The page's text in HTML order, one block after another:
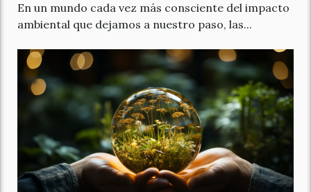
En un mundo cada vez más consciente del impacto
ambiental que dejamos a nuestro paso, las...